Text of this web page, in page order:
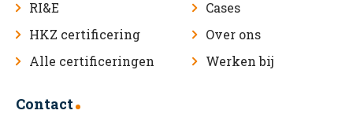
RI&E
HKZ certificering
Alle certificeringen
Cases
Over ons
Werken bij
Contact